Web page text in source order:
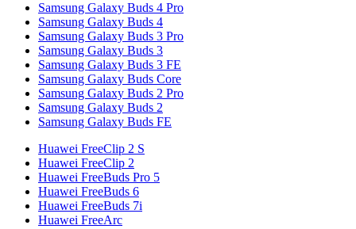
Samsung Galaxy Buds 4 Pro
Samsung Galaxy Buds 4
Samsung Galaxy Buds 3 Pro
Samsung Galaxy Buds 3
Samsung Galaxy Buds 3 FE
Samsung Galaxy Buds Core
Samsung Galaxy Buds 2 Pro
Samsung Galaxy Buds 2
Samsung Galaxy Buds FE
Huawei FreeClip 2 S
Huawei FreeClip 2
Huawei FreeBuds Pro 5
Huawei FreeBuds 6
Huawei FreeBuds 7i
Huawei FreeArc